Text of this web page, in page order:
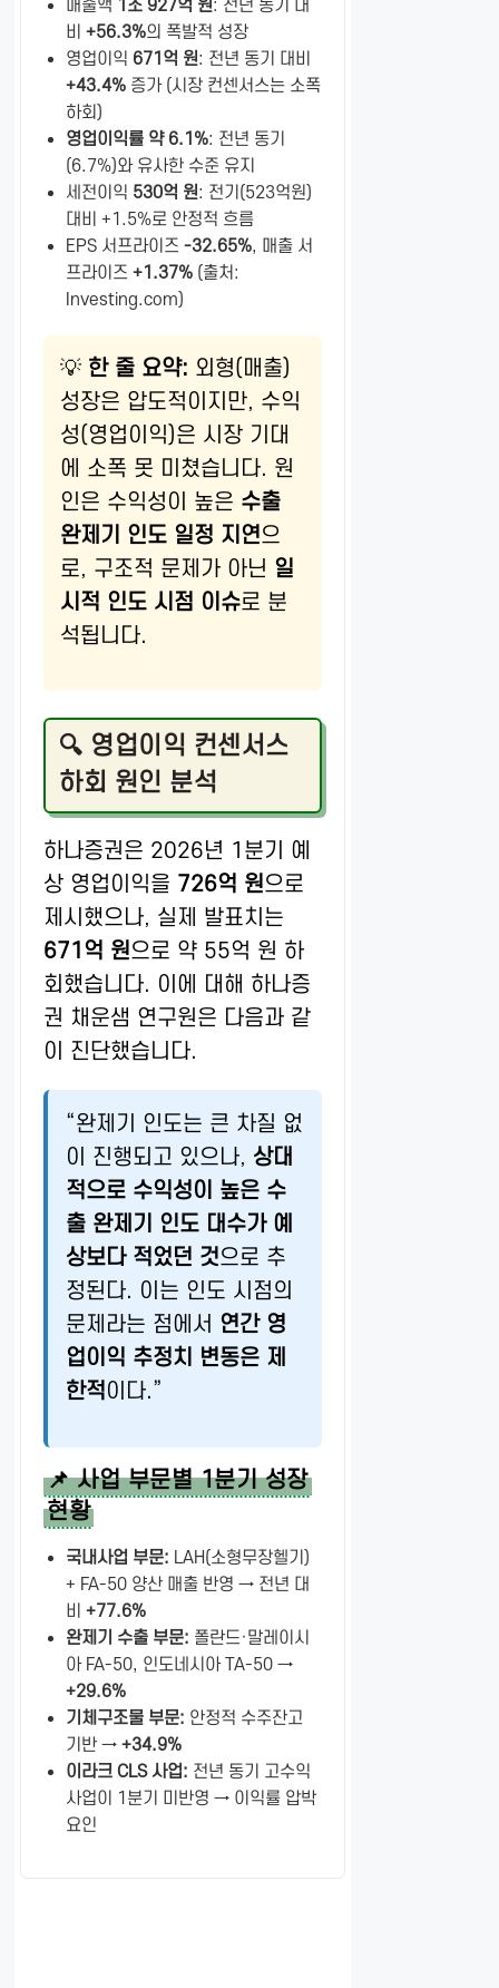
매출액 1조 927억 원: 전년 동기 대
비 +56.3%의 폭발적 성장
영업이익 671억 원: 전년 동기 대비
+43.4% 증가 (시장 컨센서스는 소폭
하회)
영업이익률 약 6.1%: 전년 동기
(6.7%)와 유사한 수준 유지
세전이익 530억 원: 전기(523억원)
대비 +1.5%로 안정적 흐름
EPS 서프라이즈 -32.65%, 매출 서
프라이즈 +1.37% (출처:
Investing.com)
💡 한 줄 요약: 외형(매출)
성장은 압도적이지만, 수익
성(영업이익)은 시장 기대
에 소폭 못 미쳤습니다. 원
인은 수익성이 높은 수출
완제기 인도 일정 지연으
로, 구조적 문제가 아닌 일
시적 인도 시점 이슈로 분
석됩니다.
🔍 영업이익 컨센서스
하회 원인 분석
하나증권은 2026년 1분기 예
상 영업이익을 726억 원으로
제시했으나, 실제 발표치는
671억 원으로 약 55억 원 하
회했습니다. 이에 대해 하나증
권 채운샘 연구원은 다음과 같
이 진단했습니다.
“완제기 인도는 큰 차질 없
이 진행되고 있으나, 상대
적으로 수익성이 높은 수
출 완제기 인도 대수가 예
상보다 적었던 것으로 추
정된다. 이는 인도 시점의
문제라는 점에서 연간 영
업이익 추정치 변동은 제
한적이다.”
📌 사업 부문별 1분기 성장
현황
국내사업 부문: LAH(소형무장헬기)
+ FA-50 양산 매출 반영 → 전년 대
비 +77.6%
완제기 수출 부문: 폴란드·말레이시
아 FA-50, 인도네시아 TA-50 →
+29.6%
기체구조물 부문: 안정적 수주잔고
기반 → +34.9%
이라크 CLS 사업: 전년 동기 고수익
사업이 1분기 미반영 → 이익률 압박
요인